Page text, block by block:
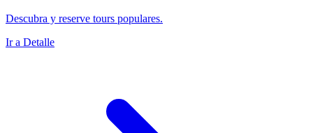
Descubra y reserve tours populares.
Ir a Detalle